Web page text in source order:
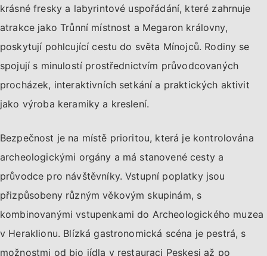
krásné fresky a labyrintové uspořádání, které zahrnuje
atrakce jako Trůnní místnost a Megaron královny,
poskytují pohlcující cestu do světa Mínojců. Rodiny se
spojují s minulostí prostřednictvím průvodcovaných
procházek, interaktivních setkání a praktických aktivit
jako výroba keramiky a kreslení.
Bezpečnost je na místě prioritou, která je kontrolována
archeologickými orgány a má stanovené cesty a
průvodce pro návštěvníky. Vstupní poplatky jsou
přizpůsobeny různým věkovým skupinám, s
kombinovanými vstupenkami do Archeologického muzea
v Heraklionu. Blízká gastronomická scéna je pestrá, s
možnostmi od bio jídla v restauraci Peskesi až po